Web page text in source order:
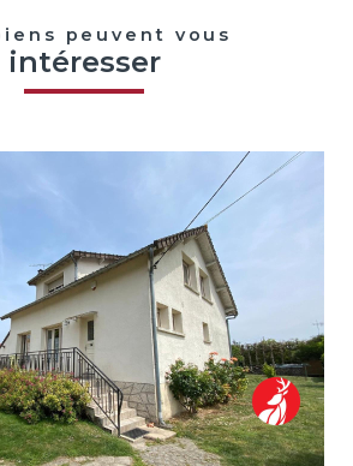
peuvent vous
intéresser
voir le bien